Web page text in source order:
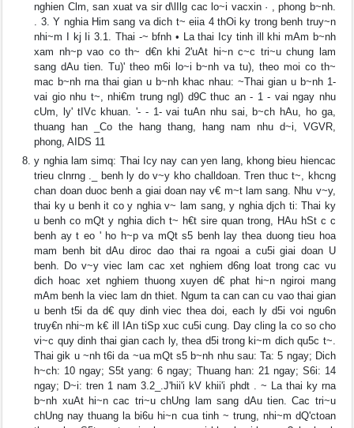
nghien Clm, san xuat va sir d\lIlg cac lo~i vacxin · , phong b~nh.
. 3. Y nghia Him sang va dich t~ eiia 4 thOi ky trong benh truy~n
nhi~m I kj Ii 3.1. Thai -~ bfnh • La thai Icy tinh ill khi mAm b~nh
xam nh~p vao co th~ d€n khi 2'uAt hi~n c~c tri~u chung lam
sang dAu tien. Tu)' theo m6i lo~i b~nh va tu), theo moi co th~
mac b~nh rna thai gian u b~nh khac nhau: ~Thai gian u b~nh 1-
vai gio nhu t~, nhi€m trung ngl) d9C thuc an - 1 - vai ngay nhu
cUm, ly' tIVc khuan. '- - 1- vai tuAn nhu sai, b~ch hAu, ho ga,
thuang han _Co the hang thang, hang nam nhu d~i, VGVR,
phong, AIDS 11
y nghia lam simq: Thai Icy nay can yen lang, khong bieu hiencac
trieu clnrng ._ benh ly do v~y kho challdoan. Tren thuc t~, khcng
chan doan duoc benh a giai doan nay v€ m~t lam sang. Nhu v~y,
thai ky u benh it co y nghia v~ lam sang, y nghia djch ti: Thai ky
u benh co mQt y nghia dich t~ h€t sire quan trong, HAu hSt c c
benh ay t eo ' ho h~p va mQt s5 benh lay thea duong tieu hoa
mam benh bit dAu diroc dao thai ra ngoai a cu5i giai doan U
benh. Do v~y viec lam cac xet nghiem d6ng loat trong cac vu
dich hoac xet nghiem thuong xuyen d€ phat hi~n ngiroi mang
mAm benh la viec lam dn thiet. Ngum ta can can cu vao thai gian
u benh t5i da d€ quy dinh viec thea doi, each ly d5i voi ngu6n
truy€n nhi~m k€ ill IAn tiSp xuc cu5i cung. Day cling la co so cho
vi~c quy dinh thai gian cach ly, thea d5i trong ki~m dich qu5c t~.
Thai gik u ~nh t6i da ~ua mQt s5 b~nh nhu sau: Ta: 5 ngay; Dich
h~ch: 10 ngay; S5t yang: 6 ngay; Thuang han: 21 ngay; S6i: 14
ngay; D~i: tren 1 nam 3.2_.J'hii'i kV khii'i phdt . ~ La thai ky rna
b~nh xuAt hi~n cac tri~u chUng lam sang dAu tien. Cac tri~u
chUng nay thuang la bi6u hi~n cua tinh ~ trung, nhi~m dQ'ctoan